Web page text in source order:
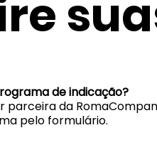
de indicação?
parceira da
pelo formulário.